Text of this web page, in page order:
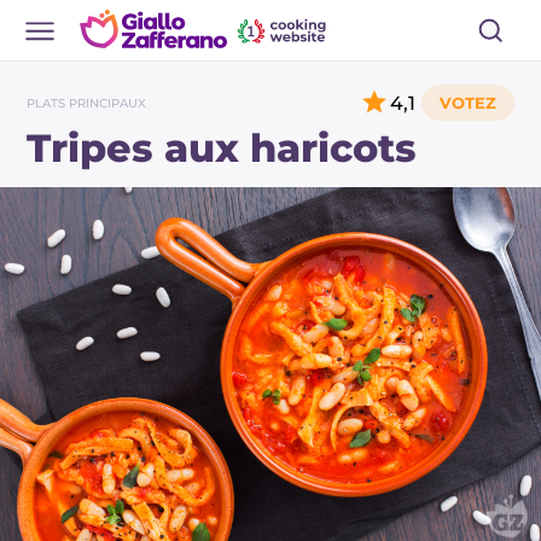
PLATS PRINCIPAUX
Tripes aux haricots
4,1